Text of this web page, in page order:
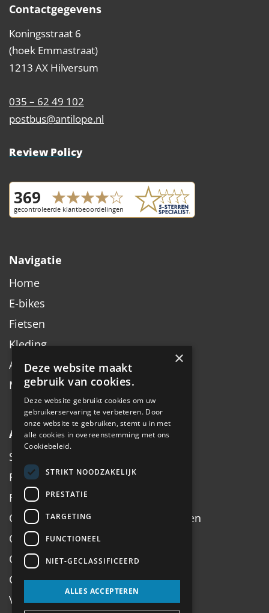
Contactgegevens
Koningsstraat 6
(hoek Emmastraat)
1213 AX Hilversum
035 – 62 49 102
postbus@antilope.nl
Review Policy
Navigatie
Home
E-bikes
Fietsen
Kleding
Accessoires
Merken
Algemeen
Service
Fiets inruilen
Fietsadvies op maat
Onderhoud, Service, Halen & Brengen
Onderhoud Brompton
Openingstijden
Contact
Veel gestelde vragen
×
Deze website maakt
gebruik van cookies.
Deze website gebruikt cookies om uw
gebruikerservaring te verbeteren. Door
onze website te gebruiken, stemt u in met
alle cookies in overeenstemming met ons
Cookiebeleid.
STRIKT NOODZAKELIJK
PRESTATIE
TARGETING
FUNCTIONEEL
NIET-GECLASSIFICEERD
ALLES ACCEPTEREN